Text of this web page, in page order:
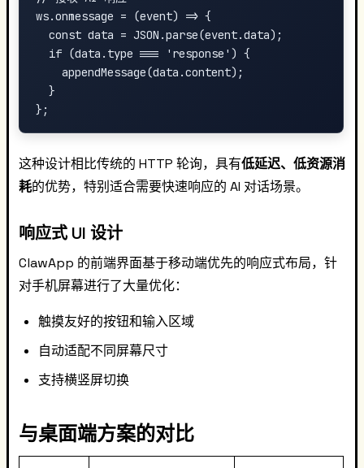
ws.onmessage = (event) => {
  const data = JSON.parse(event.data);
  if (data.type === 'response') {
    appendMessage(data.content);
  }
这种设计相比传统的 HTTP 轮询，具有低延迟、低资源消
耗的优势，特别适合需要快速响应的 AI 对话场景。
响应式 UI 设计
ClawApp 的前端界面基于移动端优先的响应式布局，针
对手机屏幕进行了大量优化：
触摸友好的按钮和输入区域
自动适配不同屏幕尺寸
支持横竖屏切换
与桌面端方案的对比